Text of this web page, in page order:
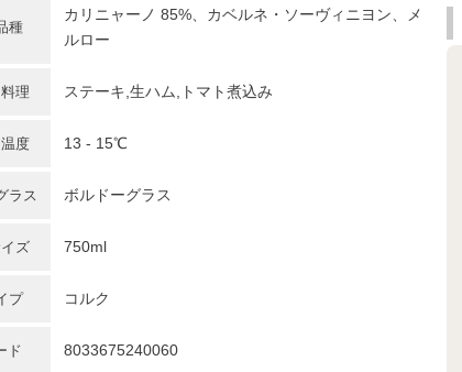
種
カリニャーノ 85%、カベルネ・ソーヴィニヨン、メ
ルロー
理 ステーキ,生ハム,トマト煮込み
度 13 - 15℃
ラス ボルドーグラス
ズ 750ml
プ コルク
ド 8033675240060